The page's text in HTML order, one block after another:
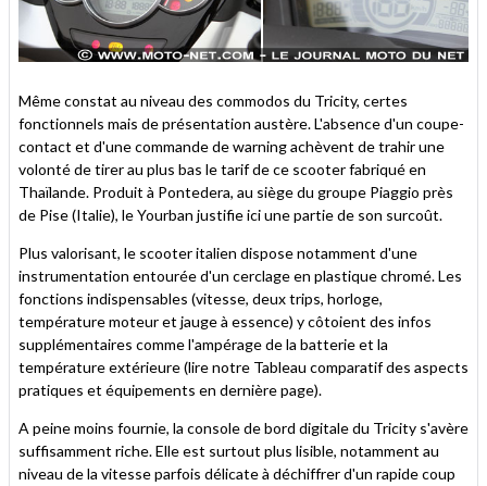
Même constat au niveau des commodos du Tricity, certes
fonctionnels mais de présentation austère. L'absence d'un coupe-
contact et d'une commande de warning achèvent de trahir une
volonté de tirer au plus bas le tarif de ce scooter fabriqué en
Thaïlande. Produit à Pontedera, au siège du groupe Piaggio près
de Pise (Italie), le Yourban justifie ici une partie de son surcoût.
Plus valorisant, le scooter italien dispose notamment d'une
instrumentation entourée d'un cerclage en plastique chromé. Les
fonctions indispensables (vitesse, deux trips, horloge,
température moteur et jauge à essence) y côtoient des infos
supplémentaires comme l'ampérage de la batterie et la
température extérieure (lire notre Tableau comparatif des aspects
pratiques et équipements en dernière page).
A peine moins fournie, la console de bord digitale du Tricity s'avère
suffisamment riche. Elle est surtout plus lisible, notamment au
niveau de la vitesse parfois délicate à déchiffrer d'un rapide coup